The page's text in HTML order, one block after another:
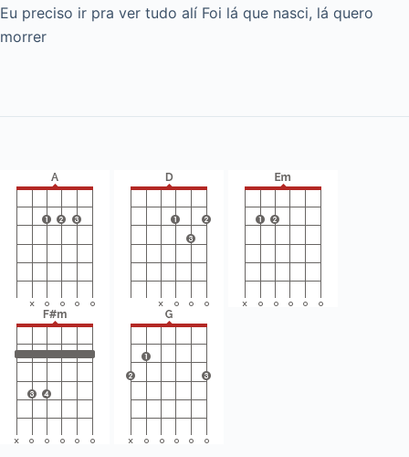
Eu preciso ir pra ver tudo alí Foi lá que nasci, lá quero
morrer